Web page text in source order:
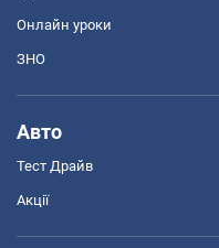
Онлайн уроки
ЗНО
Авто
Тест Драйв
Акції